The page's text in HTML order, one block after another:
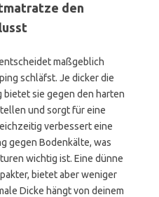
den
maßgeblich
schläfst. Je dicker die
sie gegen den harten
und sorgt für eine
verbessert eine
gegen Bodenkälte, was
wichtig ist. Eine dünne
bietet aber weniger
Dicke hängt von deinem